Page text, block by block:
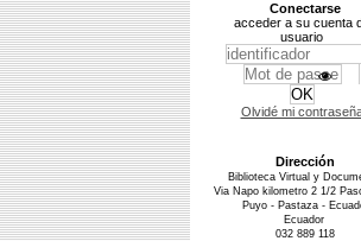
Conectarse
acceder a su cuenta
usuario
Olvidé mi
Dirección
Biblioteca Virtual y
Via Napo kilometro 2 1/2
Puyo - Pastaza -
Ecuador
032 889 118